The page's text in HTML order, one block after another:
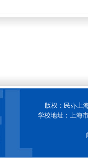
版权：民办上
学校地址：上海